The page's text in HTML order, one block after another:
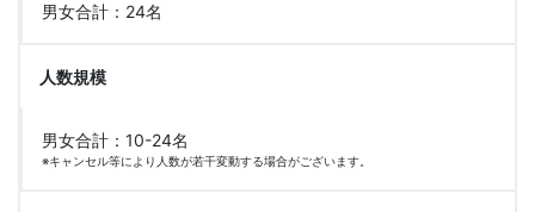
男女合計：24名
人数規模
男女合計：10-24名
※キャンセル等により人数が若干変動する場合がございます。